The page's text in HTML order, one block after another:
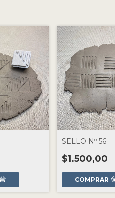
SELLO Nº 56
$1.500,00
COMPRAR